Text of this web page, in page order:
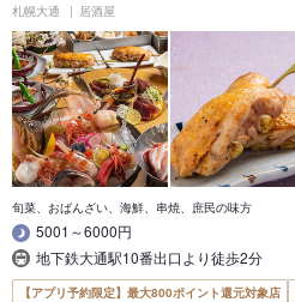
札幌大通 居酒屋
旬菜、おばんざい、海鮮、串焼、庶民の味方
5001～6000円
地下鉄大通駅10番出口より徒歩2分
【アプリ予約限定】最大800ポイント還元対象店